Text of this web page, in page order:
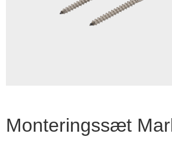
Monteringssæt